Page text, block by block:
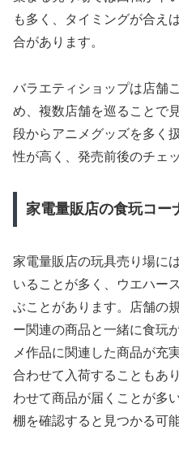
も多く、タイミングが合え
合があります。
バラエティショップは店舗
め、複数店舗を巡ることで
段からアニメグッズを多く
性が高く、発売前後のチェ
家電量販店の食玩コー
家電量販店の玩具売り場に
いることが多く、ウエハー
ぶことがあります。店舗の
ー関連の商品と一緒に食玩
メ作品に関連した商品が充
合わせて入荷することもあ
わせて商品が届くことが多
棚を確認すると見つかる可